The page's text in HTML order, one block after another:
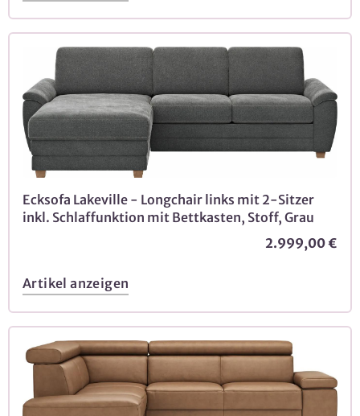
Ecksofa Lakeville - Longchair links mit 2-Sitzer
inkl. Schlaffunktion mit Bettkasten, Stoff, Grau
2.999,00 €
Artikel anzeigen